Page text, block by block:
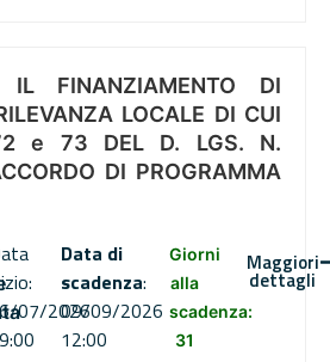
IL FINANZIAMENTO DI
LOCALE DI CUI
e 73 DEL D. LGS. N.
DI PROGRAMMA
07/2026
Data di
scadenza:
09/09/2026
12:00
Giorni
alla
scadenza:
31
Maggiori
dettagli